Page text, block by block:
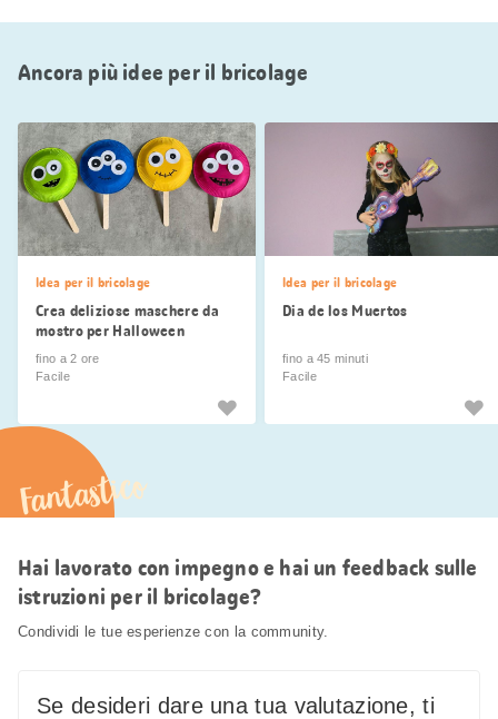
Ancora più idee per il bricolage
Idea per il bricolage
Crea deliziose maschere da
mostro per Halloween
fino a 2 ore
Facile
Idea per il bricolage
Dia de los Muertos
fino a 45 minuti
Facile
Fantastico
Hai lavorato con impegno e hai un feedback sulle
istruzioni per il bricolage?
Condividi le tue esperienze con la community.
Se desideri dare una tua valutazione, ti